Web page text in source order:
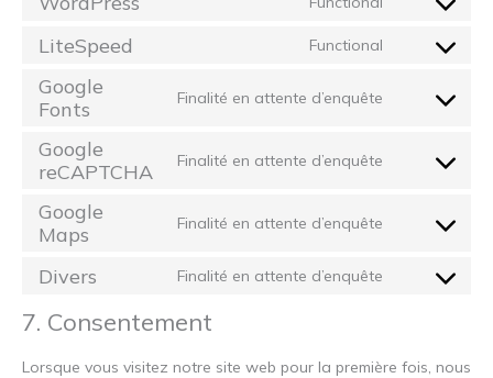
Consent
service
LiteSpeed Functional
Consent
service
Google
Fonts
Finalité en attente d’enquête
Consent
service
Google
reCAPTCHA
Finalité en attente d’enquête
Consent
service
Google
Maps
Finalité en attente d’enquête
Consent
service
Divers Finalité en attente d’enquête
Consent
7. Consentement
Lorsque vous visitez notre site web pour la première fois, nous